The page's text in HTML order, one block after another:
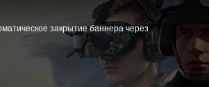
закрытие баннера через